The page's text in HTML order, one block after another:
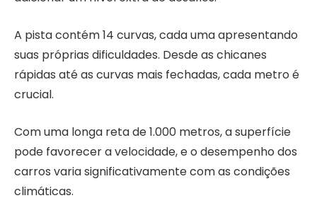
A pista contém 14 curvas, cada uma apresentando
suas próprias dificuldades. Desde as chicanes
rápidas até as curvas mais fechadas, cada metro é
crucial.
Com uma longa reta de 1.000 metros, a superfície
pode favorecer a velocidade, e o desempenho dos
carros varia significativamente com as condições
climáticas.